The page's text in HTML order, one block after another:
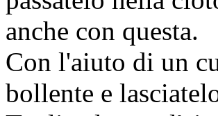
anche con questa.
Con l'aiuto di un
bollente e